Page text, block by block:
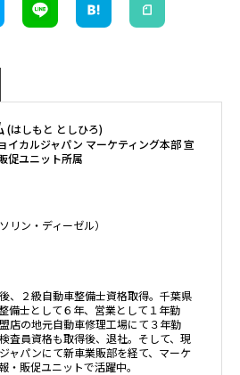
(はしもと としひろ)
イカルジャパン マーケティング本部 宣
促ユニット所属
リン・ディーゼル）
、２級自動車整備士資格取得。千葉県
備士として６年、営業として１年勤
店の地元自動車修理工場にて３年勤
査員資格も取得後、退社。そして、現
ャパンにて新車業販部を経て、マーケ
販促ユニットで活躍中。